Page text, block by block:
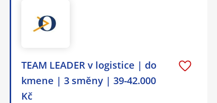
TEAM LEADER v logistice | do
kmene | 3 směny | 39-42.000
Kč